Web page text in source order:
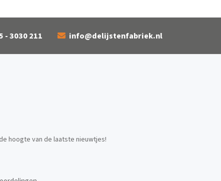
- 3030 211 info@delijstenfabriek.nl
hoogte van de laatste nieuwtjes!